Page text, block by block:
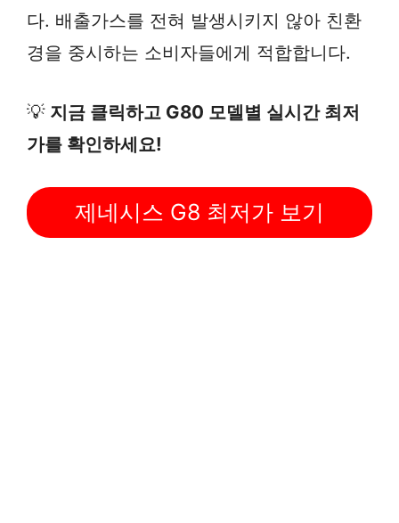
다. 배출가스를 전혀 발생시키지 않아 친환
경을 중시하는 소비자들에게 적합합니다.
💡 지금 클릭하고 G80 모델별 실시간 최저
가를 확인하세요!
제네시스 G8 최저가 보기